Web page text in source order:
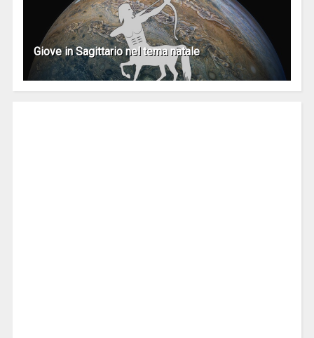
Giove in Sagittario nel tema natale